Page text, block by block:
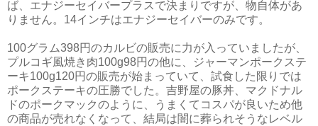
ば、エナジーセイバープラスで決まりですが、物自体があ
りません。14インチはエナジーセイバーのみです。
100グラム398円のカルビの販売に力が入っていましたが、
プルコギ風焼き肉100g98円の他に、ジャーマンポークステ
ーキ100g120円の販売が始まっていて、試食した限りでは
ポークステーキの圧勝でした。吉野屋の豚丼、マクドナル
ドのポークマックのように、うまくてコスパが良いため他
の商品が売れなくなって、結局は闇に葬られそうなレベル